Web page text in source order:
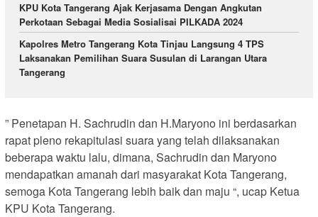
KPU Kota Tangerang Ajak Kerjasama Dengan Angkutan
Perkotaan Sebagai Media Sosialisai PILKADA 2024
Kapolres Metro Tangerang Kota Tinjau Langsung 4 TPS
Laksanakan Pemilihan Suara Susulan di Larangan Utara
Tangerang
” Penetapan H. Sachrudin dan H.Maryono ini berdasarkan
rapat pleno rekapitulasi suara yang telah dilaksanakan
beberapa waktu lalu, dimana, Sachrudin dan Maryono
mendapatkan amanah dari masyarakat Kota Tangerang,
semoga Kota Tangerang lebih baik dan maju “, ucap Ketua
KPU Kota Tangerang.